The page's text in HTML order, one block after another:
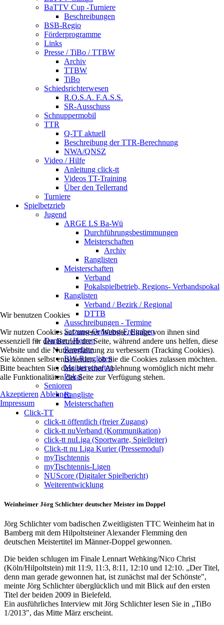
BaTTV Cup -Turniere
Beschreibungen
BSB-Regio
Förderprogramme
Links
Presse / TiBo / TTBW
Archiv
TTBW
TiBo
Schiedsrichterwesen
R.O.S.A. F.A.S.S.
SR-Ausschuss
Schnuppermobil
TTR
Q-TT aktuell
Beschreibung der TTR-Berechnung
NWA/QNSZ
Video / Hilfe
Anleitung click-tt
Videos TT-Training
Über den Tellerrand
Turniere
Spielbetzrieb
Jugend
ARGE LS Ba-Wü
Durchführungsbestimmungen
Meisterschaften
Archiv
Ranglisten
Meisterschaften
Verband
Pokalspielbetrieb, Regions- Verbandspokal
Ranglisten
Verband / Bezirk / Regional
DTTB
Ausschreibungen - Termine
Satzung-Ordnung-Freigaben
Damen / Herren
Rangliste
BW-Ranglisten
Meisterschaften
Pokal
Senioren
Rangliste
Meisterschaften
Click-TT
click-tt öffentlich (freier Zugang)
click-tt nuVerband (Kommunikation)
click-tt nuLiga (Sportwarte, Spielleiter)
Click-tt nu Liga Kurier (Pressemodul)
myTischtennis
myTischtennis-Ligen
NUScore (Digitaler Spielbericht)
Weiterentwicklung
Weinheimer Jörg Schlichter deutscher Meister im Doppel
Jörg Schlichter vom badischen Zweitligisten TTC Weinheim hat in
Bamberg mit dem Hilpoltsteiner Alexander Flemming den
deutschen Meistertitel im Männer-Doppel gewonnen.
Die beiden schlugen im Finale Lennart Wehking/Nico Christ
(Köln/Hilpoltstein) mit 11:9, 11:3, 8:11, 12:10 und 12:10. „Der Titel,
denn man gerade gewonnen hat, ist zunächst mal der Schönste",
meinte Jörg Schlichter überglücklich und mit Blick auf den ersten
Titel der beiden 2009 in Bielefeld.
Ein ausführliches Interview mit Jörg Schlichter lesen Sie in „TiBo
1/2013", das Mitte März erscheint.
Wir benutzen Cookies
Wir nutzen Cookies auf unserer Website. Einige von ihnen sind
essenziell für den Betrieb der Seite, während andere uns helfen, diese
Website und die Nutzererfahrung zu verbessern (Tracking Cookies).
Sie können selbst entscheiden, ob Sie die Cookies zulassen möchten.
Bitte beachten Sie, dass bei einer Ablehnung womöglich nicht mehr
alle Funktionalitäten der Seite zur Verfügung stehen.
Akzeptieren Ablehnen
Impressum